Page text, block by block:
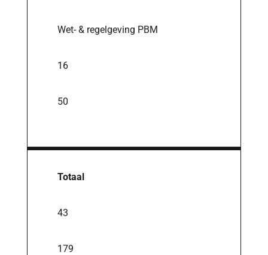
Wet- & regelgeving PBM
16
50
Totaal
43
179